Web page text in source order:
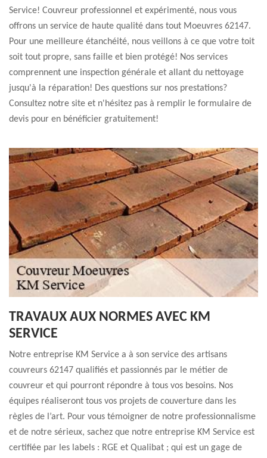
Service! Couvreur professionnel et expérimenté, nous vous
offrons un service de haute qualité dans tout Moeuvres 62147.
Pour une meilleure étanchéité, nous veillons à ce que votre toit
soit tout propre, sans faille et bien protégé! Nos services
comprennent une inspection générale et allant du nettoyage
jusqu'à la réparation! Des questions sur nos prestations?
Consultez notre site et n'hésitez pas à remplir le formulaire de
devis pour en bénéficier gratuitement!
TRAVAUX AUX NORMES AVEC KM
SERVICE
Notre entreprise KM Service a à son service des artisans
couvreurs 62147 qualifiés et passionnés par le métier de
couvreur et qui pourront répondre à tous vos besoins. Nos
équipes réaliseront tous vos projets de couverture dans les
règles de l’art. Pour vous témoigner de notre professionnalisme
et de notre sérieux, sachez que notre entreprise KM Service est
certifiée par les labels : RGE et Qualibat ; qui est un gage de